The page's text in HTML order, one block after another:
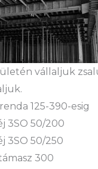
vállaljuk
125-390-esig
3SO 50/200
3SO 50/250
300